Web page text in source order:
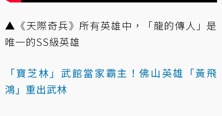
▲《天際奇兵》所有英雄中，「龍的傳人」是
唯一的SS級英雄
「寶芝林」武館當家霸主！佛山英雄「黃飛
鴻」重出武林